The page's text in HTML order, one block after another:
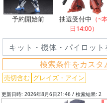
予約開始前 抽選受付中 （~
日14:00）
検索条件をカスタ
売切含む グレイズ・アイン
検
索
グ
レ
ー
ド
更新日時: 2026年8月6日21:46 / 検索結果: 2